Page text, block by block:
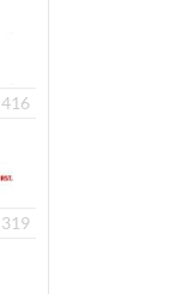
416
319